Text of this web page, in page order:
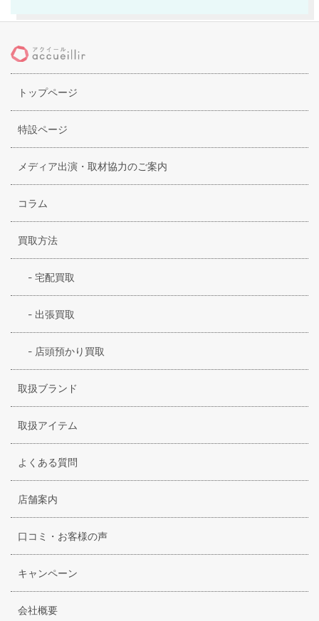
ル。
もアーバンさを上手に取り入れているイタリアっぽさがあふ
れる上品なシルエット、太陽の国ならではの遊びのある柄や
色使いなどではないでしょうか。
ナポリの職人による丁寧で確かな手作業、そして、機械によ
る工程を上手にミックスした高品質のアイテムも、世界を舞
台に名を馳せる理由です。
トップページ
特設ページ
メディア出演・取材協力のご案内
コラム
買取方法
- 宅配買取
- 出張買取
- 店頭預かり買取
取扱ブランド
取扱アイテム
よくある質問
店舗案内
口コミ・お客様の声
キャンペーン
会社概要